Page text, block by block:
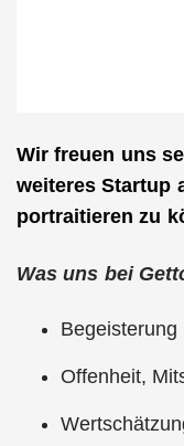
Wir freuen uns
weiteres Startup
portraitieren zu
Was uns bei
Offenheit,